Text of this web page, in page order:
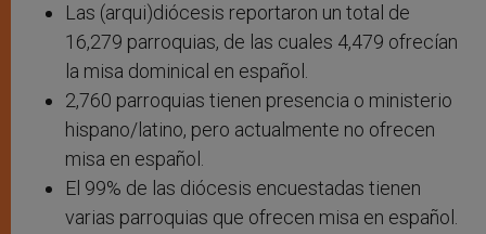
Las (arqui)diócesis reportaron un total de
16,279 parroquias, de las cuales 4,479 ofrecían
la misa dominical en español.
2,760 parroquias tienen presencia o ministerio
hispano/latino, pero actualmente no ofrecen
misa en español.
El 99% de las diócesis encuestadas tienen
varias parroquias que ofrecen misa en español.